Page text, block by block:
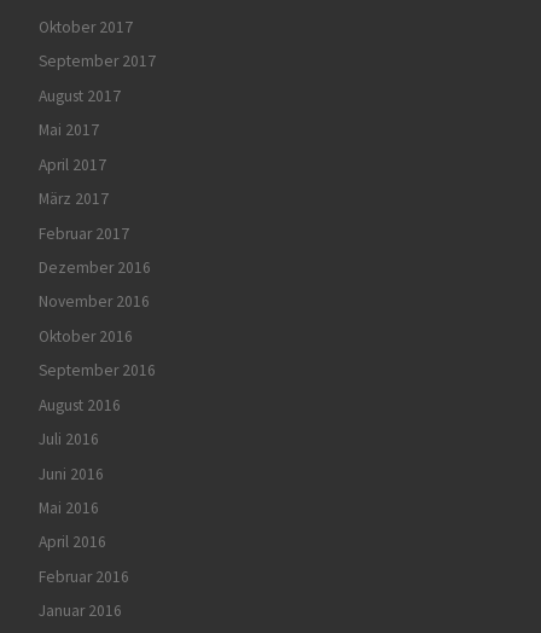
Oktober 2017
September 2017
August 2017
Mai 2017
April 2017
März 2017
Februar 2017
Dezember 2016
November 2016
Oktober 2016
September 2016
August 2016
Juli 2016
Juni 2016
Mai 2016
April 2016
Februar 2016
Januar 2016